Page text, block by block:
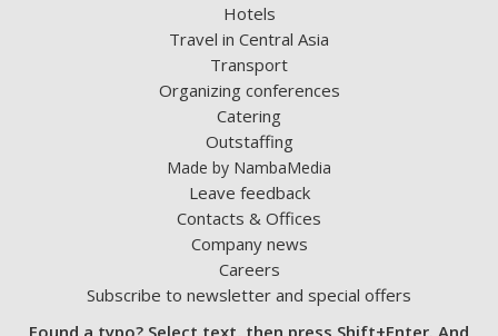
Hotels
Travel in Central Asia
Transport
Organizing conferences
Catering
Outstaffing
Made by NambaMedia
Leave feedback
Contacts & Offices
Company news
Careers
Subscribe to newsletter and special offers
Found a typo? Select text, then press Shift+Enter. And